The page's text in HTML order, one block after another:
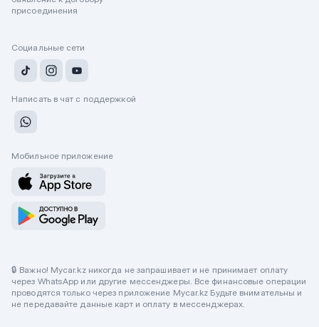
присоединения
Социальные сети
Написать в чат с поддержкой
Мобильное приложение
🔒 Важно! Mycar.kz никогда не запрашивает и не принимает оплату
через WhatsApp или другие мессенджеры. Все финансовые операции
проводятся только через приложение Mycar.kz Будьте внимательны и
не передавайте данные карт и оплату в мессенджерах.